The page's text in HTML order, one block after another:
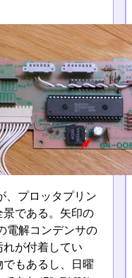
、プロッタプリン
景である。矢印の
電解コンデンサの
れが付着してい
でもあるし、日曜